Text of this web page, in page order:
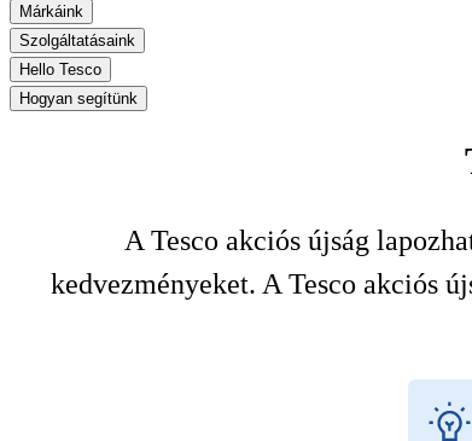
Márkáink
Szolgáltatásaink
Hello Tesco
Hogyan segítünk
A Tesco akciós újság
kedvezményeket. A Tesco akciós